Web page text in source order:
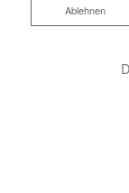
Startseite»Bad»
Basic-Bad
Ablehnen
Ablehnen